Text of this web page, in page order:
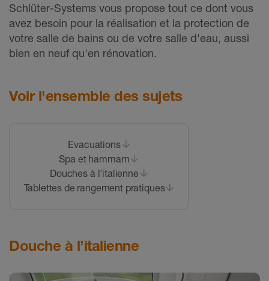
Schlüter-Systems vous propose tout ce dont vous
avez besoin pour la réalisation et la protection de
votre salle de bains ou de votre salle d'eau, aussi
bien en neuf qu'en rénovation.
Voir l'ensemble des sujets
Evacuations
Spa et hammam
Douches à l'italienne
Tablettes de rangement pratiques
Douche à l’italienne